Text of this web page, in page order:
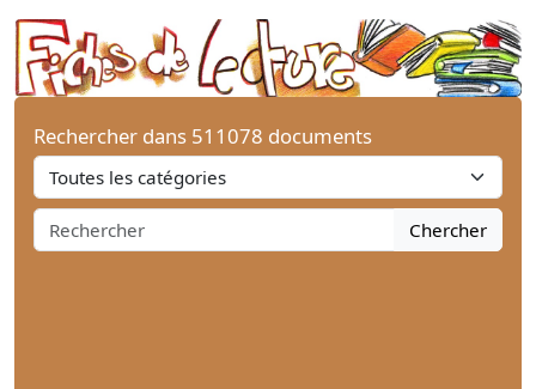
Rechercher dans 511078 documents
Chercher